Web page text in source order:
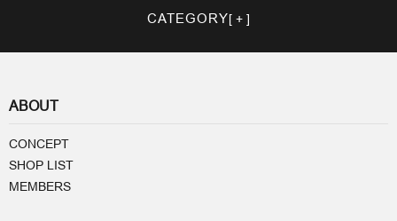
CATEGORY
ABOUT
CONCEPT
SHOP LIST
MEMBERS